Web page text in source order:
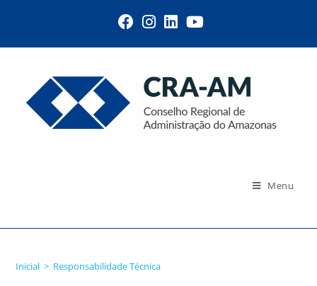
Menu
Inicial > Responsabilidade Técnica